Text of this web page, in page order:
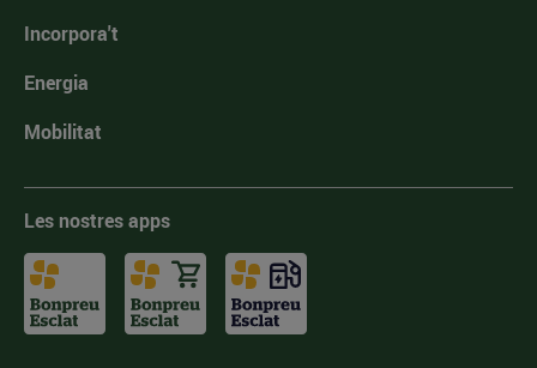
Incorpora't
Energia
Mobilitat
Les nostres apps